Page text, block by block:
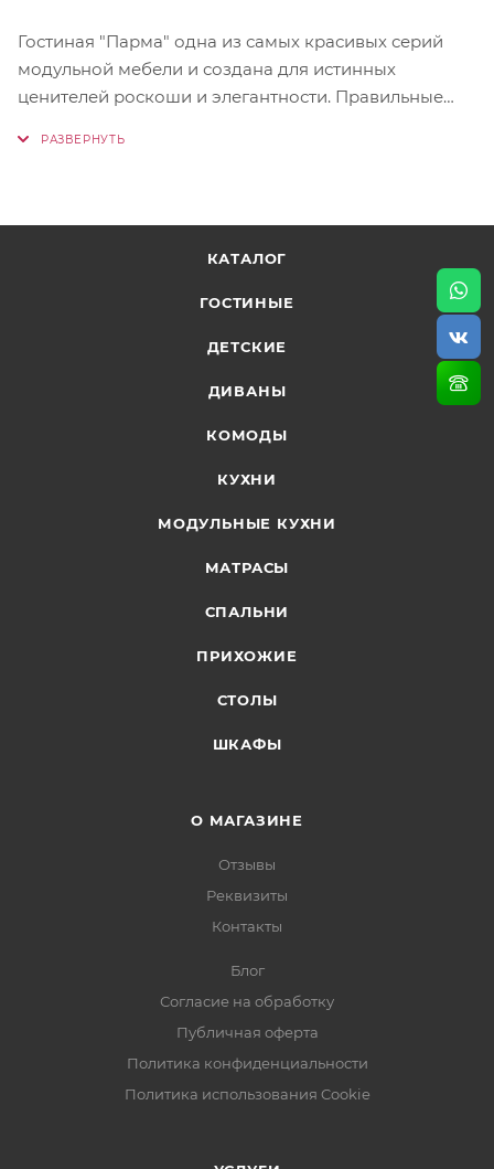
Гостиная "Парма" одна из самых красивых серий
модульной мебели и создана для истинных
ценителей роскоши и элегантности. Правильные
- ТВ тумба (ШхВхГ) 1488х648х544
КАТАЛОГ
ГОСТИНЫЕ
ДЕТСКИЕ
ДИВАНЫ
КОМОДЫ
КУХНИ
МОДУЛЬНЫЕ КУХНИ
МАТРАСЫ
СПАЛЬНИ
ПРИХОЖИЕ
СТОЛЫ
ШКАФЫ
О МАГАЗИНЕ
Отзывы
Реквизиты
Контакты
Блог
Согласие на обработку
Публичная оферта
Политика конфиденциальности
Политика использования Cookie